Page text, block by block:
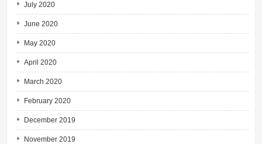
July 2020
June 2020
May 2020
April 2020
March 2020
February 2020
December 2019
November 2019